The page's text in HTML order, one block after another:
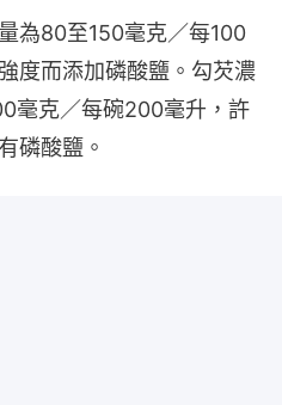
為80至150毫克／每100
度而添加磷酸鹽。勾芡濃
毫克／每碗200毫升，許
磷酸鹽。